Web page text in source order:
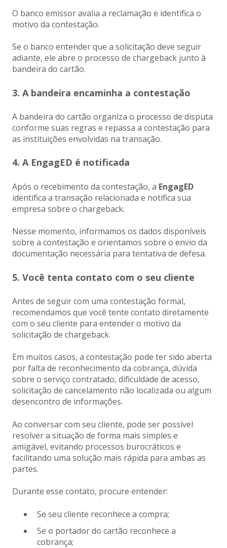
O banco emissor avalia a reclamação e identifica o
motivo da contestação.
Se o banco entender que a solicitação deve seguir
adiante, ele abre o processo de chargeback junto à
bandeira do cartão.
3. A bandeira encaminha a contestação
A bandeira do cartão organiza o processo de disputa
conforme suas regras e repassa a contestação para
as instituições envolvidas na transação.
4. A EngagED é notificada
Após o recebimento da contestação, a EngagED
identifica a transação relacionada e notifica sua
empresa sobre o chargeback.
Nesse momento, informamos os dados disponíveis
sobre a contestação e orientamos sobre o envio da
documentação necessária para tentativa de defesa.
5. Você tenta contato com o seu cliente
Antes de seguir com uma contestação formal,
recomendamos que você tente contato diretamente
com o seu cliente para entender o motivo da
solicitação de chargeback.
Em muitos casos, a contestação pode ter sido aberta
por falta de reconhecimento da cobrança, dúvida
sobre o serviço contratado, dificuldade de acesso,
solicitação de cancelamento não localizada ou algum
desencontro de informações.
Ao conversar com seu cliente, pode ser possível
resolver a situação de forma mais simples e
amigável, evitando processos burocráticos e
facilitando uma solução mais rápida para ambas as
partes.
Durante esse contato, procure entender:
Se seu cliente reconhece a compra;
Se o portador do cartão reconhece a
cobrança;